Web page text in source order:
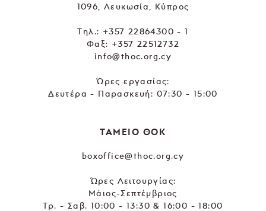
1096, Λευκωσία, Κύπρος
Tηλ.: +357 22864300 - 1
Φαξ: +357 22512732
info@thoc.org.cy
Ώρες εργασίας:
Δευτέρα - Παρασκευή: 07:30 - 15:00
ΤΑΜΕΙΟ ΘΟΚ
boxoffice@thoc.org.cy
Ώρες Λειτουργίας:
Μάιος-Σεπτέμβριος
Τρ. - Σαβ. 10:00 - 13:30 & 16:00 - 18:00